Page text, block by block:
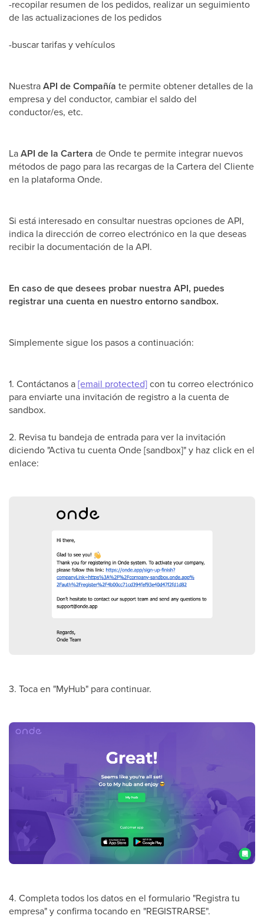
-recopilar resumen de los pedidos, realizar un seguimiento
de las actualizaciones de los pedidos
-buscar tarifas y vehículos
NuestraAPI de Compañía te permite obtener detalles de la
empresa y del conductor, cambiar el saldo del
conductor/es, etc.
LaAPI de la Cartera de Onde te permite integrar nuevos
métodos de pago para las recargas de la Cartera del Cliente
en la plataforma Onde.
Si está interesado en consultar nuestras opciones de API,
indica la dirección de correo electrónico en la que deseas
recibir la documentación de la API.
En caso de que desees probar nuestra API, puedes
registrar una cuenta en nuestro entorno sandbox.
Simplemente sigue los pasos a continuación:
1. Contáctanos a[email protected]con tu correo electrónico
para enviarte una invitación de registro a la cuenta de
sandbox.
2. Revisa tu bandeja de entrada para ver la invitación
diciendo "Activa tu cuenta Onde [sandbox]" y haz click en el
enlace:
3. Toca en "MyHub" para continuar.
4. Completa todos los datos en el formulario "Registra tu
empresa" y confirma tocando en "REGISTRARSE".